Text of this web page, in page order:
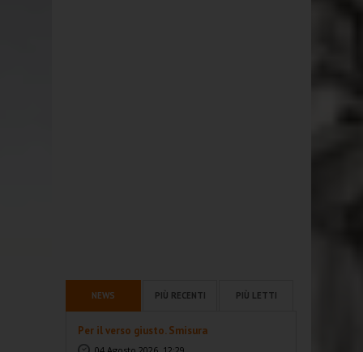
NEWS PIÙ RECENTI PIÙ LETTI
Per il verso giusto. Smisura